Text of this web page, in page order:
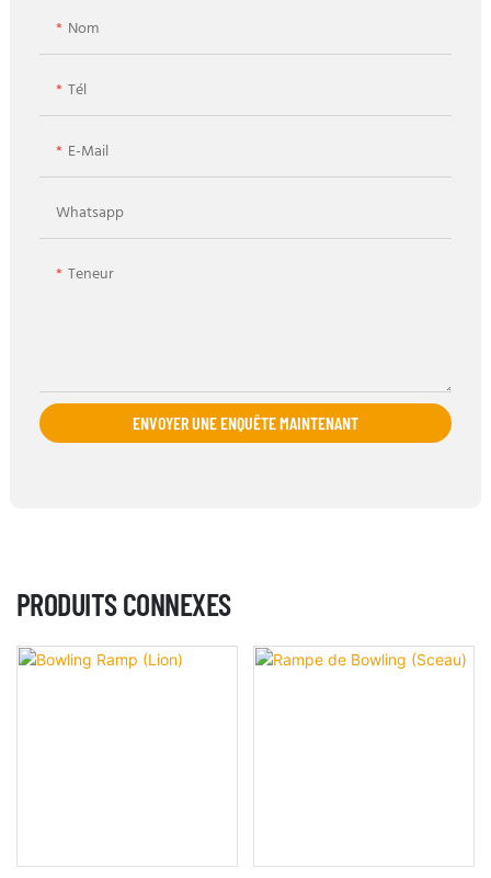
Nom
Tél
E-Mail
Whatsapp
Teneur
ENVOYER UNE ENQUÊTE MAINTENANT
PRODUITS CONNEXES